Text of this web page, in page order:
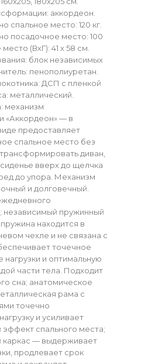
аккордеон.
спальное место: 120 кг.
посадочное место: 100
(ВхГ): 41 х 58 см.
блок независимых
пенополиуретан.
ДСП с пленкой
металлический.
механизм
«Аккордеон» — в
предоставляет
спальное место без
диван,
вверх до щелчка
до упора. Механизм
и долговечный.
независимый пружинный
находится в
чехле и не связана с
точечное
нагрузки и оптимальную
части тела. Подходит
сна; анатомическое
рама с
точечно
и усиливает
эффект спального места;
каркас — выдерживает
продлевает срок